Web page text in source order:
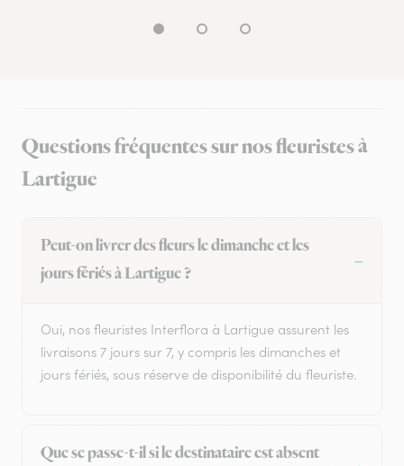
Questions fréquentes sur nos fleuristes à
Lartigue
Peut-on livrer des fleurs le dimanche et les
jours fériés à Lartigue ?
Oui, nos fleuristes Interflora à Lartigue assurent les
livraisons 7 jours sur 7, y compris les dimanches et
jours fériés, sous réserve de disponibilité du fleuriste.
Que se passe-t-il si le destinataire est absent